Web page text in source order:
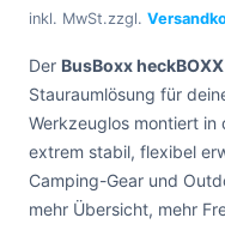
+39
962
4,6
Google
Facebook
Instagram
inkl. MwSt.zzgl.
Der BusBoxx
Stauraumlösung für
Werkzeuglos montiert in
extrem stabil, flexibel
Camping-Gear und
mehr Übersicht, mehr